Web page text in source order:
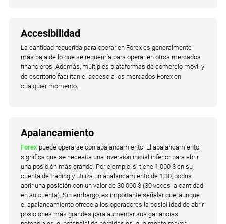
Accesibilidad
La cantidad requerida para operar en Forex es generalmente
más baja de lo que se requeriría para operar en otros mercados
financieros. Además, múltiples plataformas de comercio móvil y
de escritorio facilitan el acceso a los mercados Forex en
cualquier momento.
Apalancamiento
Forex puede operarse con apalancamiento. El apalancamiento
significa que se necesita una inversión inicial inferior para abrir
una posición más grande. Por ejemplo, si tiene 1.000 $ en su
cuenta de trading y utiliza un apalancamiento de 1:30, podría
abrir una posición con un valor de 30.000 $ (30 veces la cantidad
en su cuenta). Sin embargo, es importante señalar que, aunque
el apalancamiento ofrece a los operadores la posibilidad de abrir
posiciones más grandes para aumentar sus ganancias